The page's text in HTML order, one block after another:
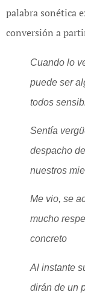
palabra sonética
conversión a
Cuando lo
puede ser
todos
Sentía
despacho
nuestros
Me vio, se
mucho
concreto
Al instante
dirán de un